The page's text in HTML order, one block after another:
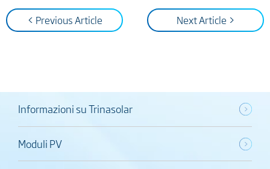
< Previous Article Next Article >
Informazioni su Trinasolar
Moduli PV